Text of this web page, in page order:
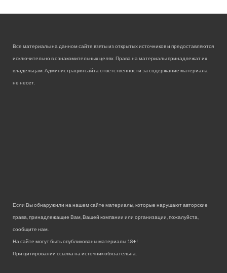
Все материалы на данном сайте взяты из открытых источников и предоставляются
исключительно в ознакомительных целях. Права на материалы принадлежат их
владельцам. Администрация сайта ответственности за содержание материала
не несет.
Если Вы обнаружили на нашем сайте материалы, которые нарушают авторские
права, принадлежащие Вам, Вашей компании или организации, пожалуйста,
сообщите нам.
На сайте могут быть опубликованы материалы 18+!
При цитировании ссылка на источник обязательна.